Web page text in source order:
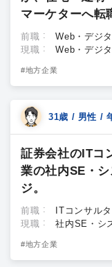
マーケターへ転
前職
Web・デジ
現職
Web・デジ
#地方企業
31歳 / 男性 /
証券会社のITコ
業の社内SE・
ジ。
前職
ITコンサル
現職
社内SE・シ
#地方企業